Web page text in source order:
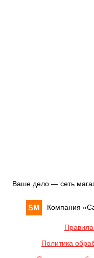
Ваше дело — сеть
Компания «
Политика